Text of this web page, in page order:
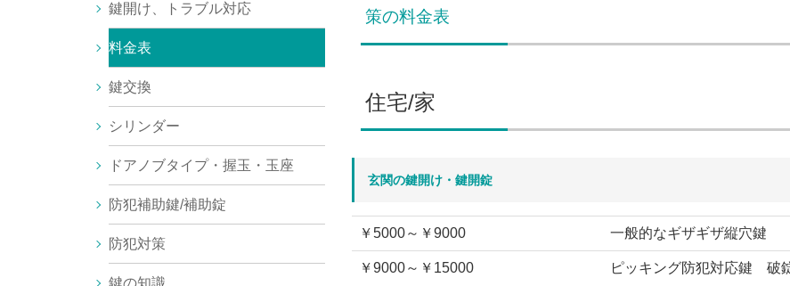
策の料金表
住宅/家
玄関の鍵開け・鍵開錠
￥5000～￥9000 一般的なギザギザ縦穴鍵
￥9000～￥15000 ピッキング防犯対応鍵 破
鍵開け、トラブル対応
料金表
鍵交換
シリンダー
ドアノブタイプ・握玉・玉座
防犯補助鍵/補助錠
防犯対策
鍵の知識